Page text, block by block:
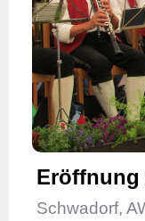
Eröffnung
Schwadorf,